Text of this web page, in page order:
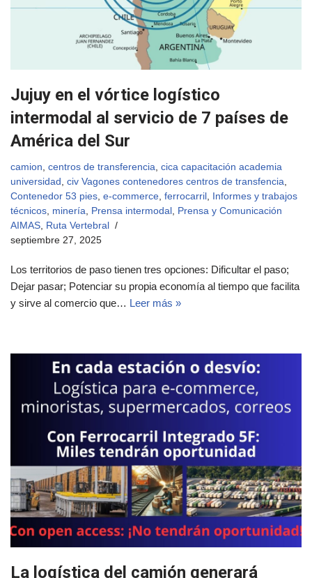
Jujuy en el vórtice logístico
intermodal al servicio de 7 países de
América del Sur
camion centros de transferencia cica capacitación academia
universidad civ Vagones contenedores centros de transfencia
Contenedor 53 pies e-commerce ferrocarril Informes y trabajos
técnicos minería Prensa intermodal Prensa y Comunicación
AIMAS Ruta Vertebral
septiembre 27, 2025
Los territorios de paso tienen tres opciones: Dificultar el paso;
Dejar pasar; Potenciar su propia economía al tiempo que facilita
y sirve al comercio que… Leer más »
La logística del camión generará